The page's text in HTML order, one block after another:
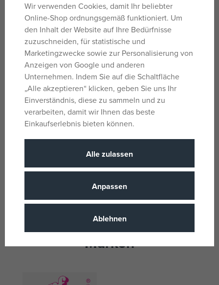
auf Lager
55,99 €
41,52 €
auf Lager
UVP:36,39 €
26,91 €
-11%
Baby Annabell Meine erste
Bade - Annabell, 30 cm
29,99 €
Marken
Wir verwenden Cookies, damit Ihr beliebter
Online-Shop ordnungsgemäß funktioniert. Um
den Inhalt der Website auf Ihre Bedürfnisse
zuzuschneiden, für statistische und
Marketingzwecke sowie zur Personalisierung von
Anzeigen von Google und anderen
Unternehmen. Indem Sie auf die Schaltfläche
„Alle akzeptieren“ klicken, geben Sie uns Ihr
Einverständnis, diese zu sammeln und zu
verarbeiten, damit wir Ihnen das beste
Einkaufserlebnis bieten können.
Alle zulassen
Anpassen
Ablehnen